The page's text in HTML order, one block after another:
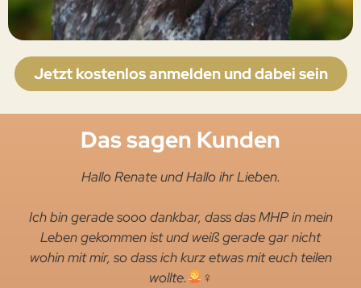
Jetzt kostenlos anmelden und dabei sein
Das sagen Kunden
Hallo Renate und Hallo ihr Lieben.
Ich bin gerade sooo dankbar, dass das MHP in mein
Leben gekommen ist und weiß gerade gar nicht
wohin mit mir, so dass ich kurz etwas mit euch teilen
wollte.
‍♀